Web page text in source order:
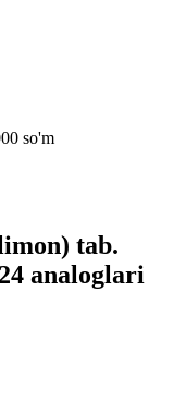
so'm
tab.
analoglari